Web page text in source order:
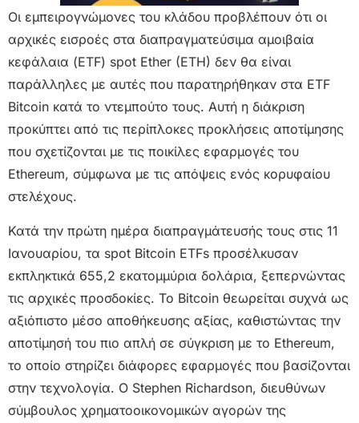
Οι εμπειρογνώμονες του κλάδου προβλέπουν ότι οι
αρχικές εισροές στα διαπραγματεύσιμα αμοιβαία
κεφάλαια (ETF) spot Ether (ETH) δεν θα είναι
παράλληλες με αυτές που παρατηρήθηκαν στα ETF
Bitcoin κατά το ντεμπούτο τους. Αυτή η διάκριση
προκύπτει από τις περίπλοκες προκλήσεις αποτίμησης
που σχετίζονται με τις ποικίλες εφαρμογές του
Ethereum, σύμφωνα με τις απόψεις ενός κορυφαίου
στελέχους.
Κατά την πρώτη ημέρα διαπραγμάτευσής τους στις 11
Ιανουαρίου, τα spot Bitcoin ETFs προσέλκυσαν
εκπληκτικά 655,2 εκατομμύρια δολάρια, ξεπερνώντας
τις αρχικές προσδοκίες. Το Bitcoin θεωρείται συχνά ως
αξιόπιστο μέσο αποθήκευσης αξίας, καθιστώντας την
αποτίμησή του πιο απλή σε σύγκριση με το Ethereum,
το οποίο στηρίζει διάφορες εφαρμογές που βασίζονται
στην τεχνολογία. Ο Stephen Richardson, διευθύνων
σύμβουλος χρηματοοικονομικών αγορών της